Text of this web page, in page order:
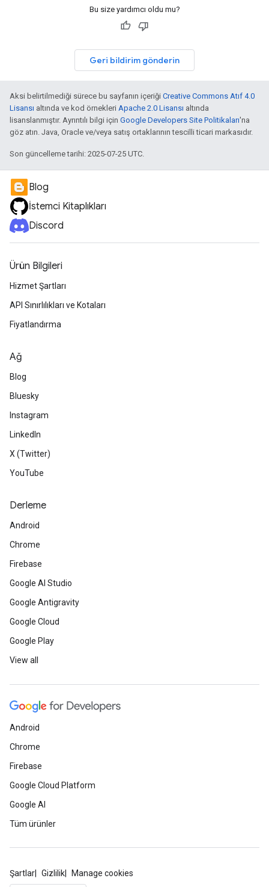
Bu size yardımcı oldu mu?
Geri bildirim gönderin
Aksi belirtilmediği sürece bu sayfanın içeriği Creative Commons Atıf 4.0
Lisansı altında ve kod örnekleri Apache 2.0 Lisansı altında
lisanslanmıştır. Ayrıntılı bilgi için Google Developers Site Politikaları'na
göz atın. Java, Oracle ve/veya satış ortaklarının tescilli ticari markasıdır.
Son güncelleme tarihi: 2025-07-25 UTC.
Blog
İstemci Kitaplıkları
Discord
Ürün Bilgileri
Hizmet Şartları
API Sınırlılıkları ve Kotaları
Fiyatlandırma
Ağ
Blog
Bluesky
Instagram
LinkedIn
X (Twitter)
YouTube
Derleme
Android
Chrome
Firebase
Google AI Studio
Google Antigravity
Google Cloud
Google Play
View all
Android
Chrome
Firebase
Google Cloud Platform
Google AI
Tüm ürünler
Şartlar Gizlilik Manage cookies